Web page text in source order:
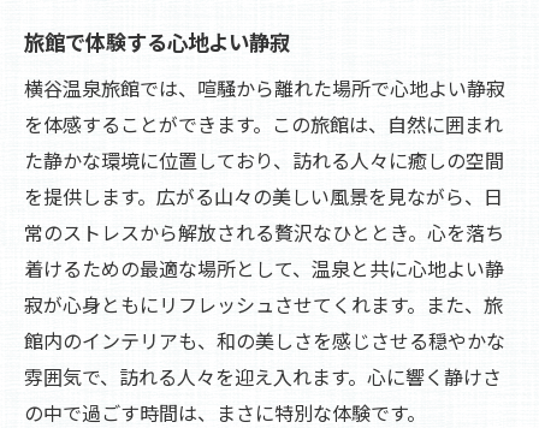
ッシュ
温泉で癒される非日常の贅沢
都会の喧騒を忘れるリトリート体験
心の疲れを癒す瞑想とリラクゼーション
自然の中で感じる真のリフレッシュ
旅館での特別な時間の過ごし方
横谷温泉旅館で体験する心温まるひと時
温泉宿で感じる心の温もり
旅館スタッフとの心温まる交流
旅館で体験する心地よい静寂
横谷温泉旅館では、喧騒から離れた場所で心地よい静寂
を体感することができます。この旅館は、自然に囲まれ
た静かな環境に位置しており、訪れる人々に癒しの空間
を提供します。広がる山々の美しい風景を見ながら、日
常のストレスから解放される贅沢なひととき。心を落ち
着けるための最適な場所として、温泉と共に心地よい静
寂が心身ともにリフレッシュさせてくれます。また、旅
館内のインテリアも、和の美しさを感じさせる穏やかな
雰囲気で、訪れる人々を迎え入れます。心に響く静けさ
の中で過ごす時間は、まさに特別な体験です。